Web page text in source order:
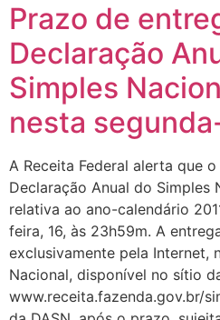
Prazo de
Declaração
Simples
nesta
A Receita Federal alerta que
Declaração Anual do Simples
relativa ao ano-calendário
feira, 16, às 23h59m. A
exclusivamente pela Internet,
Nacional, disponível no sítio
www.receita.fazenda.gov.br/